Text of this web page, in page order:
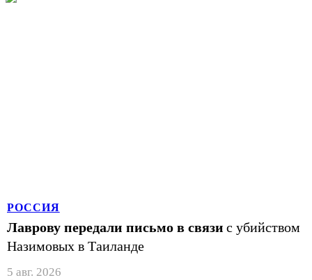
РОССИЯ
Лаврову передали письмо в связи с убийством
Назимовых в Таиланде
5 авг. 2026